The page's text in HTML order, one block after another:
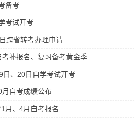
备考
考试开考
跨省转考办理申请
考补报名、复习备考黄金季
日、20日自学考试开考
月自考成绩公布
月、4月自考报名